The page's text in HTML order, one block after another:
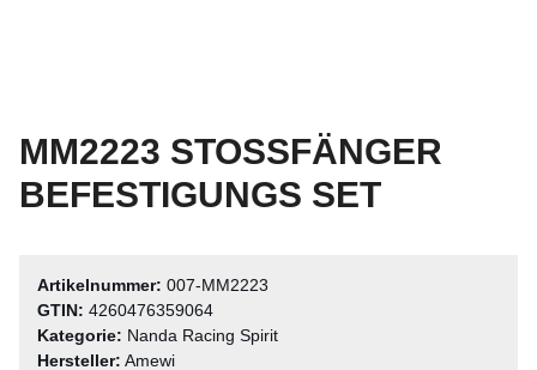
MM2223 STOSSFÄNGER B
EFESTIGUNGS SET
Artikelnummer: 007-MM2223
GTIN: 4260476359064
Kategorie: Nanda Racing Spirit
Hersteller: Amewi